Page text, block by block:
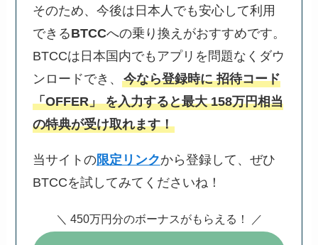
そのため、今後は日本人でも安心して利用
できるBTCCへの乗り換えがおすすめです。
BTCCは日本国内でもアプリを問題なくダウ
ンロードでき、 今なら登録時に 招待コード
「OFFER」 を入力すると最大 158万円相当
の特典が受け取れます！
当サイトの限定リンクから登録して、ぜひ
BTCCを試してみてくださいね！
＼ 450万円分のボーナスがもらえる！ ／